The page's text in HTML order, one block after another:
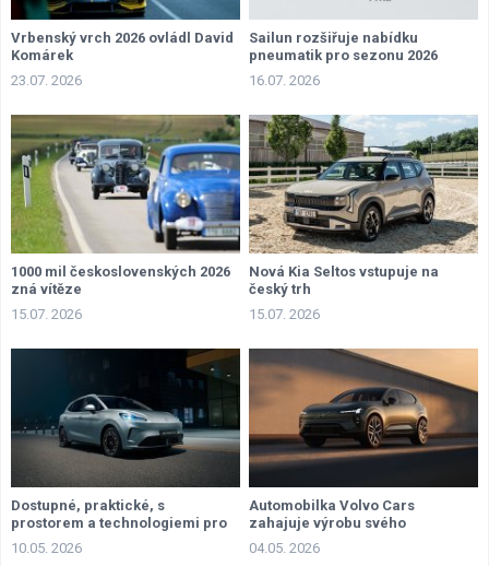
Vrbenský vrch 2026 ovládl David
Komárek
23.07. 2026
Sailun rozšiřuje nabídku
pneumatik pro sezonu 2026
16.07. 2026
1000 mil československých 2026
zná vítěze
15.07. 2026
Nová Kia Seltos vstupuje na
český trh
15.07. 2026
Dostupné, praktické, s
prostorem a technologiemi pro
každého
10.05. 2026
Automobilka Volvo Cars
zahajuje výrobu svého
elektrického SUV
04.05. 2026